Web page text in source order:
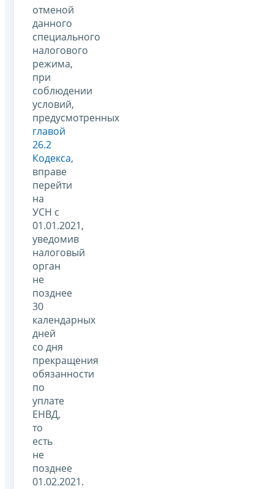
отменой
данного
специального
налогового
режима,
при
соблюдении
условий,
предусмотренных
главой
26.2
Кодекса,
вправе
перейти
на
УСН с
01.01.2021,
уведомив
налоговый
орган
не
позднее
30
календарных
дней
со дня
прекращения
обязанности
по
уплате
ЕНВД,
то
есть
не
позднее
01.02.2021.